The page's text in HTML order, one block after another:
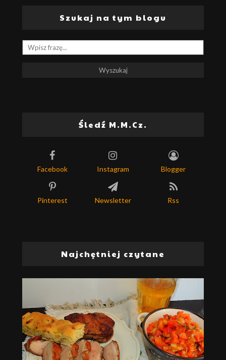
Szukaj na tym blogu
Śledź M.M.Cz.
Facebook Instagram Blogger
Pinterest Newsletter Rss
Najchętniej czytane